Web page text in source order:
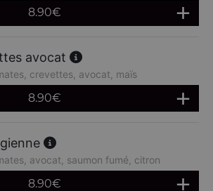
8.90€
avocat
crevettes, avocat, maïs
8.90€
avocat, saumon fumé, citron
8.90€